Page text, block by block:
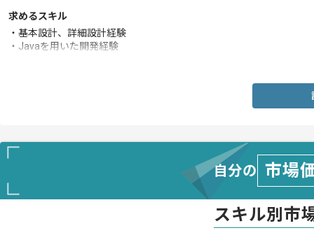
求めるスキル
・基本設計、詳細設計経験
・Javaを用いた開発経験
自分の 市場
スキル別市